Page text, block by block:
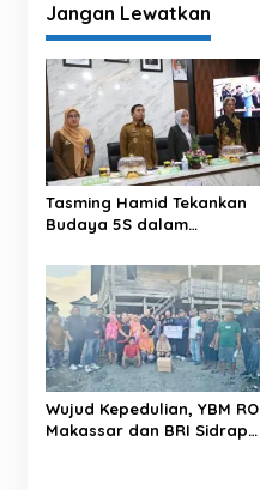
i
p
o
s
Jangan Lewatkan
Tasming Hamid Tekankan
Budaya 5S dalam
Makkasau
Wujud Kepedulian, YBM RO
Makassar dan BRI Sidrap